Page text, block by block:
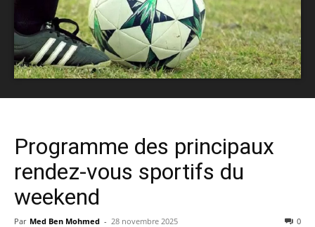
Programme des principaux
rendez-vous sportifs du
weekend
Par Med Ben Mohmed - 28 novembre 2025 0